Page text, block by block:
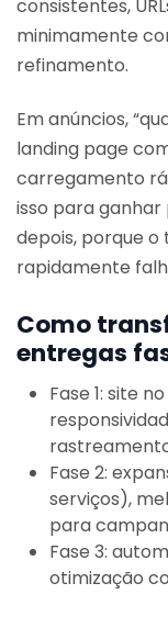
consistentes,
minimamente
refinamento.
Em anúncios,
landing page
carregamento
isso para
depois, porque
rapidamente
Como
entregas
Fase 1: site
Fase 2:
serviços),
para
Fase 3:
otimização